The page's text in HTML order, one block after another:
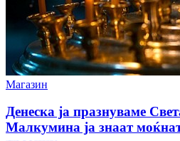
Магазин
Денеска ја празнуваме
Малкумина ја знаат